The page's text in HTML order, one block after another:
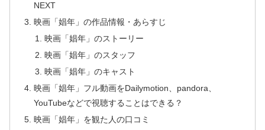
NEXT
映画「娼年」の作品情報・あらすじ
映画「娼年」のストーリー
映画「娼年」のスタッフ
映画「娼年」のキャスト
映画「娼年」フル動画をDailymotion、pandora、
YouTubeなどで視聴することはできる？
映画「娼年」を観た人の口コミ